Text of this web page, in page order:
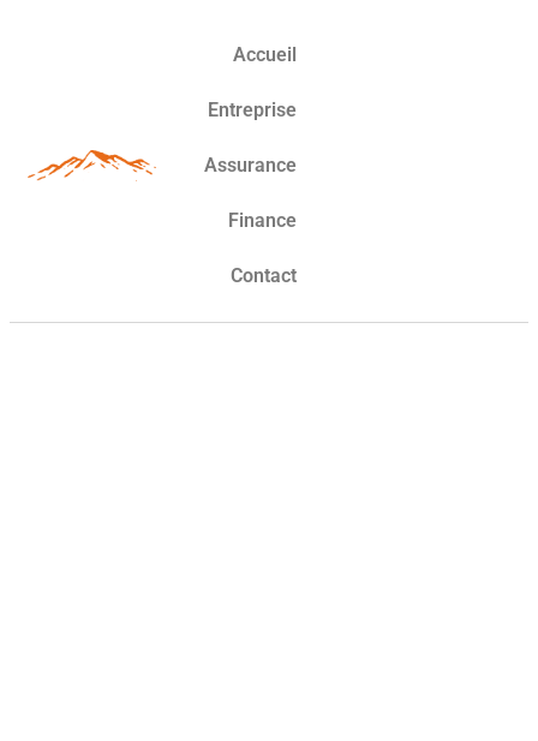
Accueil
Entreprise
Assurance
Finance
Contact